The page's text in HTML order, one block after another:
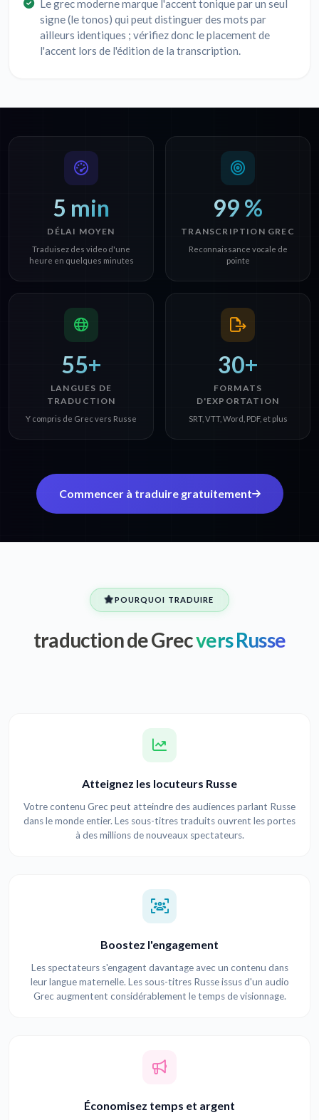
Le grec moderne marque l'accent tonique par un seul
signe (le tonos) qui peut distinguer des mots par
ailleurs identiques ; vérifiez donc le placement de
l'accent lors de l'édition de la transcription.
5 min
DÉLAI MOYEN
Traduisez des video d'une
heure en quelques minutes
99 %
TRANSCRIPTION GREC
Reconnaissance vocale de
pointe
55+
LANGUES DE
TRADUCTION
Y compris de Grec vers Russe
30+
FORMATS
D'EXPORTATION
SRT, VTT, Word, PDF, et plus
Commencer à traduire gratuitement
POURQUOI TRADUIRE
traduction de Grecvers Russe
Atteignez les locuteurs Russe
Votre contenu Grec peut atteindre des audiences parlant Russe
dans le monde entier. Les sous-titres traduits ouvrent les portes
à des millions de nouveaux spectateurs.
Boostez l'engagement
Les spectateurs s'engagent davantage avec un contenu dans
leur langue maternelle. Les sous-titres Russe issus d'un audio
Grec augmentent considérablement le temps de visionnage.
Économisez temps et argent